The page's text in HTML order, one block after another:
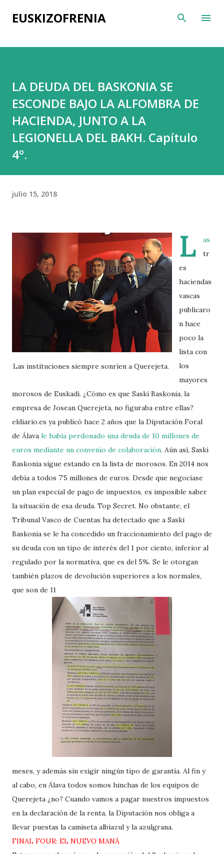
Ir al contenido principal
EUSKIZOFRENIA
LA DEUDA DEL BASKONIA SE
ESCONDE BAJO LA ALFOMBRA DE
HACIENDA, JUNTO A LA
LEGIONELLA DEL BAKH. Capítulo
4º.
julio 15, 2018
Las instituciones siempre sonríen a Querejeta.
L
as
tr
es
haciendas
vascas
publicaro
n hace
poco la
lista con
los
mayores
morosos de Euskadi. ¿Cómo es que Saski Baskonia, la
empresa de Josean Querejeta, no figuraba entre ellas?
eldiario.es ya publicó hace 2 años que la Diputación Foral
de Álava le había perdonado una deuda de 10 millones de
euros mediante un convenio de colaboración. Aún así, Saski
Baskonia sigue estando en la lista de morosos. En 2014 nos
debía a todos 7'5 millones de euros. Desde que negociase
un plan especial de pago de impuestos, es imposible saber
la situación de esa deuda. Top Secret. No obstante, el
Tribunal Vasco de Cuentas ha detectado que a Saski
Baskonia se le ha concedido un fraccionamiento del pago de
su deuda con un tipo de interés del 1 por ciento, inferior al
regulado por la normativa, que es del 5%. Se le otorgan
también plazos de devolución superiores a los normales,
que son de 11
meses, y además sin exigir ningún tipo de garantía. Al fin y
al cabo, en Álava todos somos hinchas de los equipos de
Querejeta ¿no? Cuando vamos a pagar nuestros impuestos
en la declaración de la renta, la Diputación nos obliga a
llevar puestas la camiseta albiazul y la azulgrana.
FINAL FOUR: EL NUEVO MANÁ